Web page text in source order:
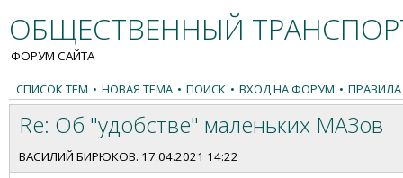
ОБЩЕСТВЕННЫЙ
ФОРУМ САЙТА
СПИСОК ТЕМ • НОВАЯ ТЕМА • ПОИСК • ВХОД НА ФОРУМ •
Re: Об "удобстве" маленьких МАЗов
ВАСИЛИЙ БИРЮКОВ. 17.04.2021 14:22